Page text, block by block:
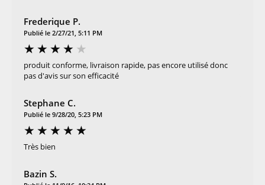
Frederique P.
Publié le 2/27/21, 5:11 PM
produit conforme, livraison rapide, pas encore utilisé donc
pas d'avis sur son efficacité
Stephane C.
Publié le 9/28/20, 5:23 PM
Très bien
Bazin S.